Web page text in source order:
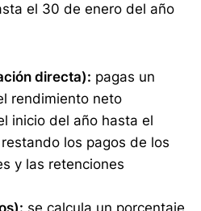
el 30 de enero del año
directa): pagas un
rendimiento neto
inicio del año hasta el
los pagos de los
y las retenciones
se calcula un porcentaje